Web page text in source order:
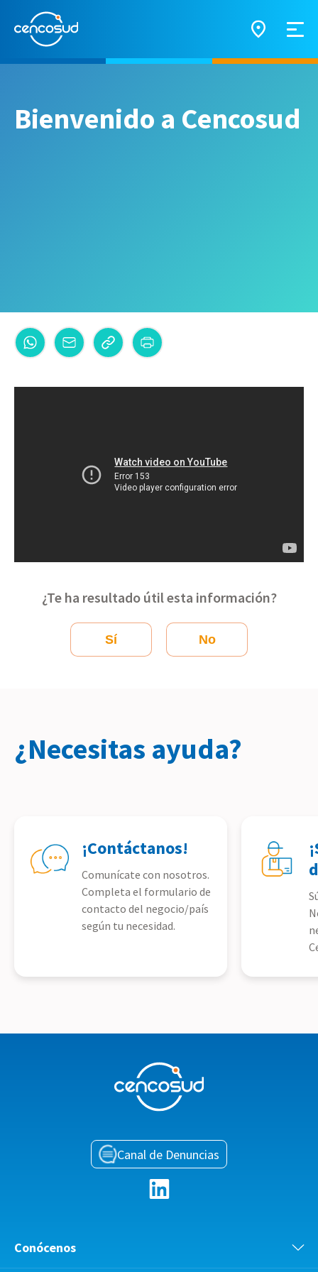
Bienvenido a Cencosud
¿Te ha resultado útil esta información?
Sí No
¿Necesitas ayuda?
¡Contáctanos!
Comunícate con nosotros.
Completa el formulario de
contacto del negocio/país
según tu necesidad.
Canal de Denuncias
Conócenos